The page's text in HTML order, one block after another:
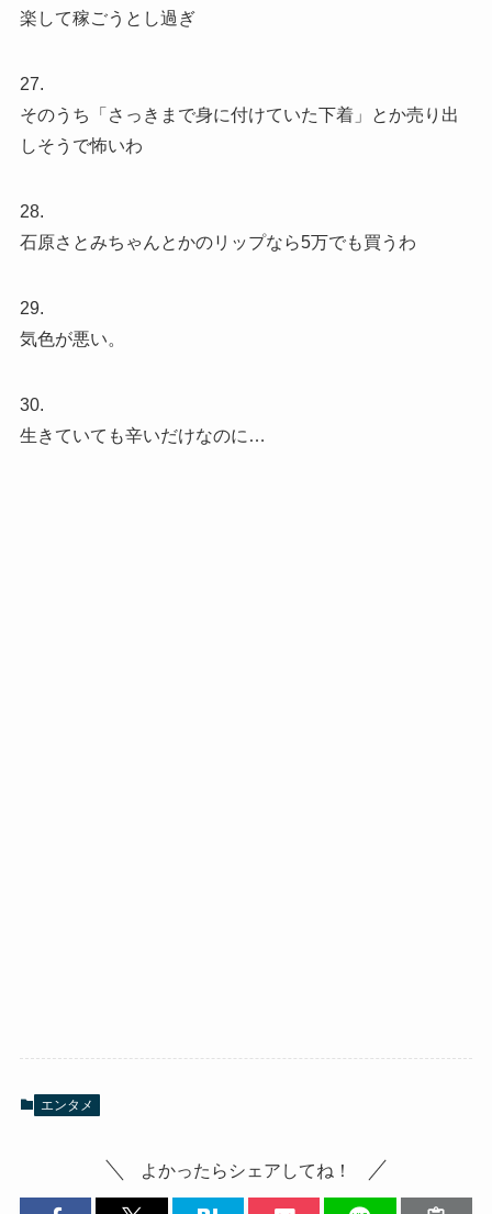
楽して稼ごうとし過ぎ
27.
そのうち「さっきまで身に付けていた下着」とか売り出
しそうで怖いわ
28.
石原さとみちゃんとかのリップなら5万でも買うわ
29.
気色が悪い。
30.
生きていても辛いだけなのに…
エンタメ
よかったらシェアしてね！